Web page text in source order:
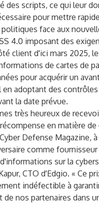
des scripts, ce qui leur
pour mettre
face aux
4.0 imposant des
client d'ici mars 2025,
de cartes de
pour acquérir un
adoptant des
la date prévue.
très heureux de
en matière de
Defense Magazine,
comme
sur la
CTO d'Edgio. « Ce
indéfectible à
de nos partenaires dans